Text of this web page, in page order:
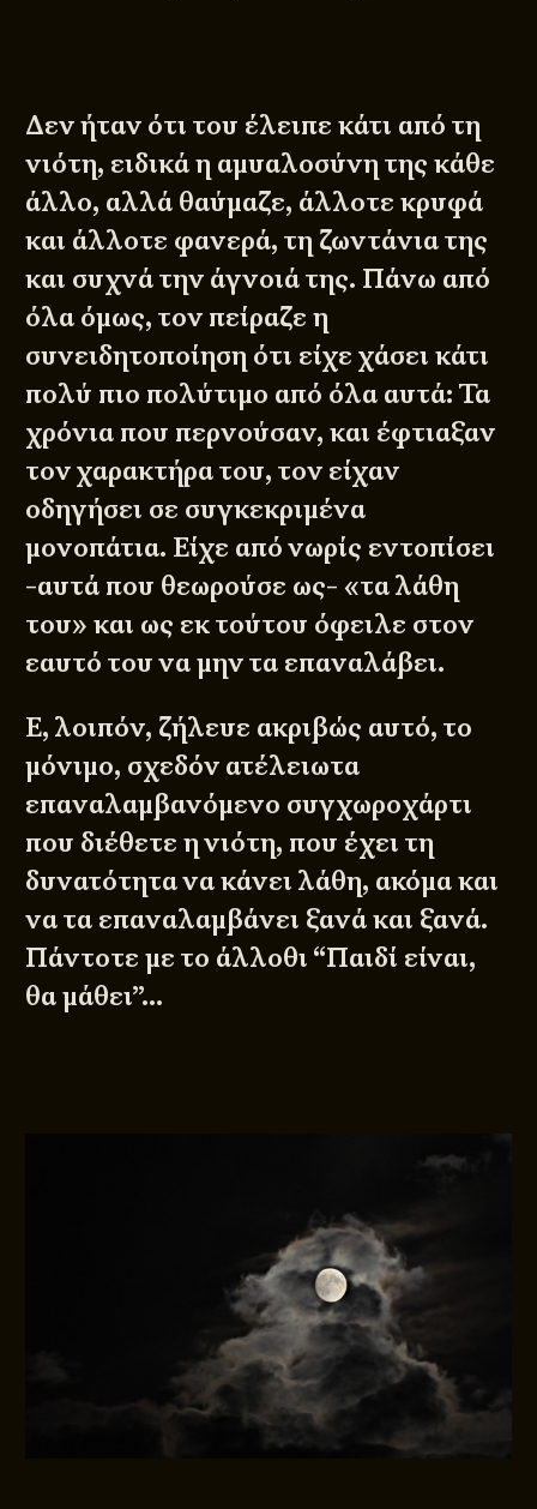
Δεν ήταν ότι του έλειπε κάτι από τη
νιότη, ειδικά η αμυαλοσύνη της κάθε
άλλο, αλλά θαύμαζε, άλλοτε κρυφά
και άλλοτε φανερά, τη ζωντάνια της
και συχνά την άγνοιά της. Πάνω από
όλα όμως, τον πείραζε η
συνειδητοποίηση ότι είχε χάσει κάτι
πολύ πιο πολύτιμο από όλα αυτά: Τα
χρόνια που περνούσαν, και έφτιαξαν
τον χαρακτήρα του, τον είχαν
οδηγήσει σε συγκεκριμένα
μονοπάτια. Είχε από νωρίς εντοπίσει
-αυτά που θεωρούσε ως- «τα λάθη
του» και ως εκ τούτου όφειλε στον
εαυτό του να μην τα επαναλάβει.
Ε, λοιπόν, ζήλευε ακριβώς αυτό, το
μόνιμο, σχεδόν ατέλειωτα
επαναλαμβανόμενο συγχωροχάρτι
που διέθετε η νιότη, που έχει τη
δυνατότητα να κάνει λάθη, ακόμα και
να τα επαναλαμβάνει ξανά και ξανά.
Πάντοτε με το άλλοθι “Παιδί είναι,
θα μάθει”…